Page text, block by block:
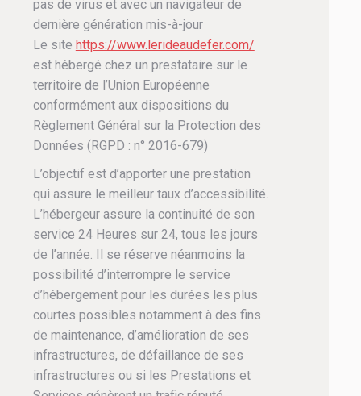
pas de virus et avec un navigateur de
dernière génération mis-à-jour
Le site https://www.lerideaudefer.com/
est hébergé chez un prestataire sur le
territoire de l’Union Européenne
conformément aux dispositions du
Règlement Général sur la Protection des
Données (RGPD : n° 2016-679)
L’objectif est d’apporter une prestation
qui assure le meilleur taux d’accessibilité.
L’hébergeur assure la continuité de son
service 24 Heures sur 24, tous les jours
de l’année. Il se réserve néanmoins la
possibilité d’interrompre le service
d’hébergement pour les durées les plus
courtes possibles notamment à des fins
de maintenance, d’amélioration de ses
infrastructures, de défaillance de ses
infrastructures ou si les Prestations et